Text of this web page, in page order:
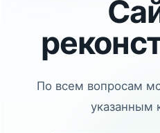
По всем вопросам
указанным